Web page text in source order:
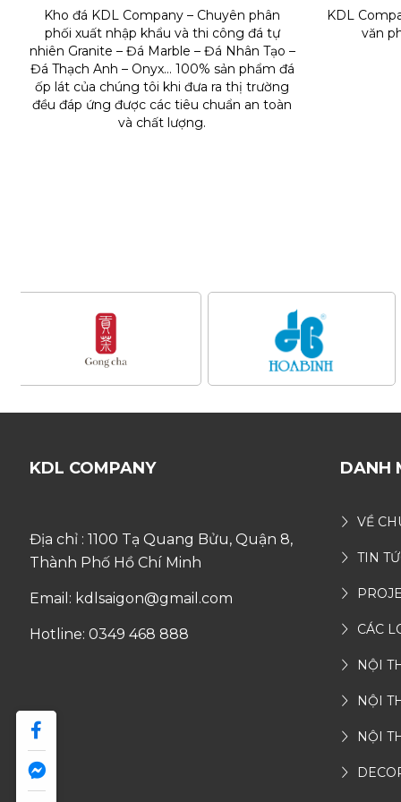
ĐÁ THẠCH ANH
ĐÁ MARBLE
ĐÁ GRANITE
Kho đá KDL Company – Chuyên phân
phối xuất nhập khẩu và thi công đá tự
nhiên Granite – Đá Marble – Đá Nhân Tạo –
Đá Thạch Anh – Onyx… 100% sản phẩm đá
ốp lát của chúng tôi khi đưa ra thị trường
đều đáp ứng được các tiêu chuẩn an toàn
và chất lượng.
KDL
văn
KDL COMPANY
Địa chỉ : 1100 Tạ Quang Bửu, Quận 8,
Thành Phố Hồ Chí Minh
Email: kdlsaigon@gmail.com
Hotline: 0349 468 888
DANH
VỀ
TIN
CÁC
NỘI
NỘI
NỘI